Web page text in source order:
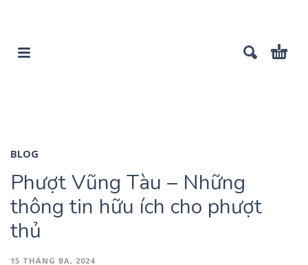
BLOG
Phượt Vũng Tàu – Những
thông tin hữu ích cho phượt
thủ
15 THÁNG BA, 2024